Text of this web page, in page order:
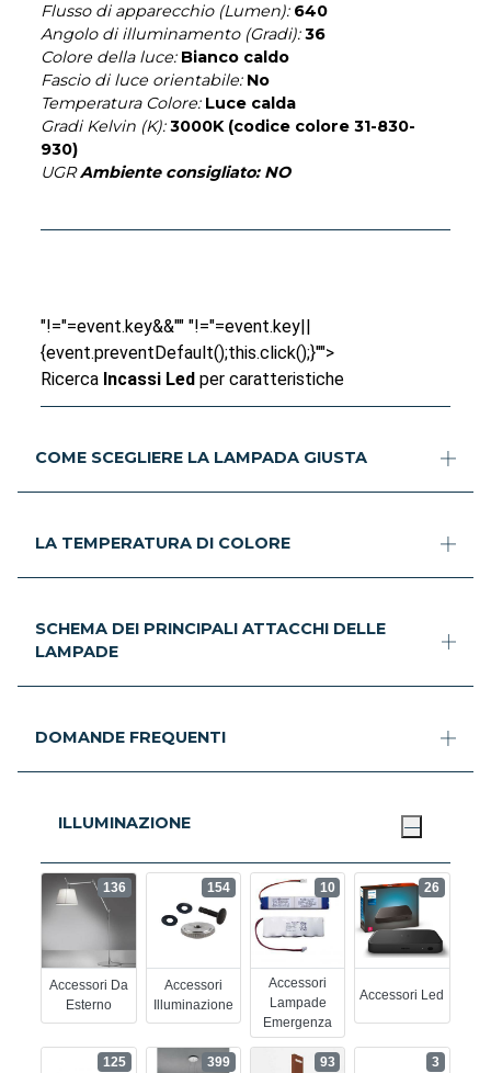
Flusso di apparecchio (Lumen): 640
Angolo di illuminamento (Gradi): 36
Colore della luce: Bianco caldo
Fascio di luce orientabile: No
Temperatura Colore: Luce calda
Gradi Kelvin (K): 3000K (codice colore 31-830-
930)
UGRAmbiente consigliato: NO
"!="=event.key&&"" "!="=event.key||
{event.preventDefault();this.click();}"">
Ricerca Incassi Ledper caratteristiche
COME SCEGLIERE LA LAMPADA GIUSTA
LA TEMPERATURA DI COLORE
SCHEMA DEI PRINCIPALI ATTACCHI DELLE
LAMPADE
DOMANDE FREQUENTI
ILLUMINAZIONE
Accessori Da
Esterno
136
Accessori
Illuminazione
154
Accessori
Lampade
Emergenza
10
Accessori Led
26
125 399 93 3